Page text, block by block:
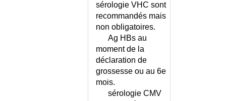
PROCESSIONNAIRES
CHIKUNGUNYA OU DENGUE
CHIMIOTHERAPIE DES
sérologie VHC sont
recommandés mais
non obligatoires.
Ag HBs au
moment de la
déclaration de
grossesse ou au 6e
mois.
sérologie CMV